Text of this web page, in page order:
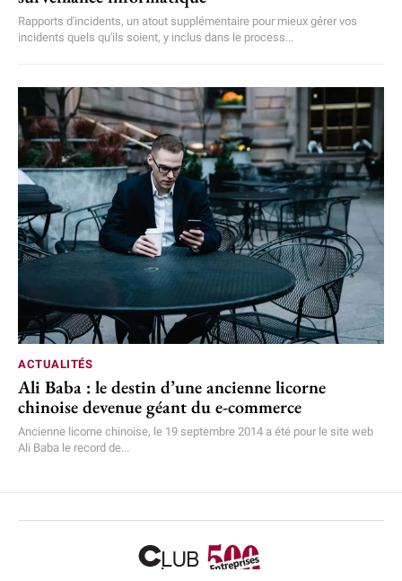
Rapports d'incidents, un atout supplémentaire pour mieux gérer vos
incidents quels qu'ils soient, y inclus dans le process...
ACTUALITÉS
Ali Baba : le destin d’une ancienne licorne
chinoise devenue géant du e-commerce
Ancienne licorne chinoise, le 19 septembre 2014 a été pour le site web
Ali Baba le record de...